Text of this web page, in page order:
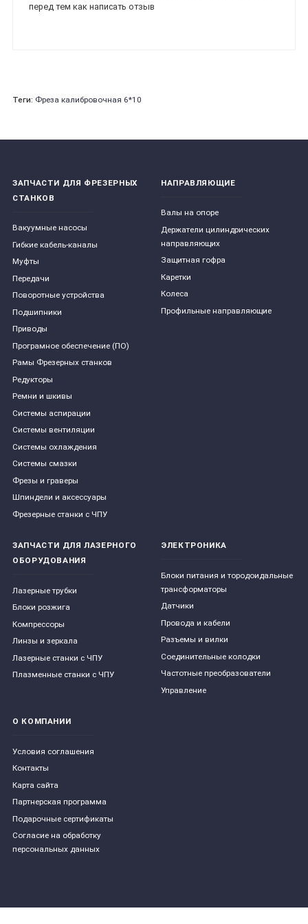
перед тем как написать отзыв
Теги: Фреза калибровочная 6*10
ЗАПЧАСТИ ДЛЯ ФРЕЗЕРНЫХ
СТАНКОВ
Вакуумные насосы
Гибкие кабель-каналы
Муфты
Передачи
Поворотные устройства
Подшипники
Приводы
Програмное обеспечение (ПО)
Рамы Фрезерных станков
Редукторы
Ремни и шкивы
Системы аспирации
Системы вентиляции
Системы охлаждения
Системы смазки
Фрезы и граверы
Шпиндели и аксессуары
Фрезерные станки с ЧПУ
НАПРАВЛЯЮЩИЕ
Валы на опоре
Держатели цилиндрических
направляющих
Защитная гофра
Каретки
Колеса
Профильные направляющие
ЗАПЧАСТИ ДЛЯ ЛАЗЕРНОГО
ОБОРУДОВАНИЯ
Лазерные трубки
Блоки розжига
Компрессоры
Линзы и зеркала
Лазерные станки с ЧПУ
Плазменные станки с ЧПУ
ЭЛЕКТРОНИКА
Блоки питания и тородоидальные
трансформаторы
Датчики
Провода и кабели
Разъемы и вилки
Соединительные колодки
Частотные преобразователи
Управление
О КОМПАНИИ
Условия соглашения
Контакты
Карта сайта
Партнерская программа
Подарочные сертификаты
Согласие на обработку
персональных данных